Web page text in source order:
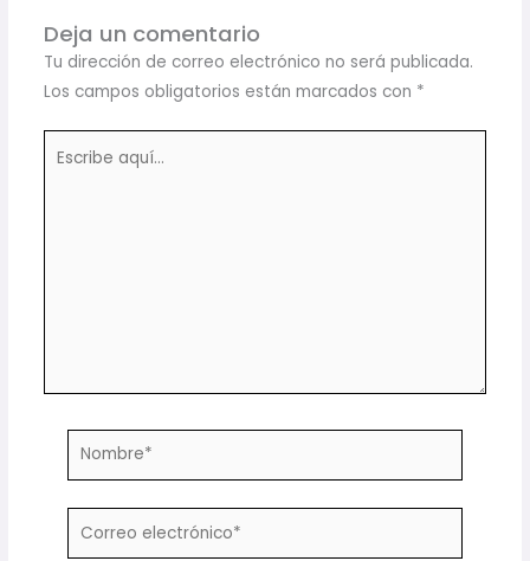
Deja un comentario
Tu dirección de correo electrónico no será publicada.
Los campos obligatorios están marcados con *
Nombre*
Correo